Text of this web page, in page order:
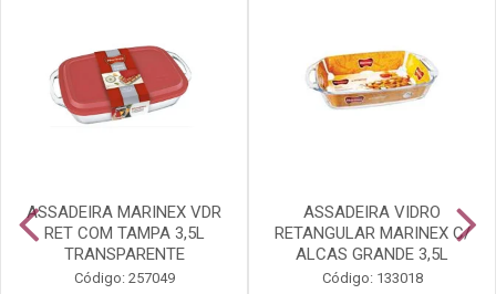
ASSADEIRA MARINEX VDR
RET COM TAMPA 3,5L
TRANSPARENTE
Código: 257049
ASSADEIRA VIDRO
RETANGULAR MARINEX C/
ALCAS GRANDE 3,5L
Código: 133018